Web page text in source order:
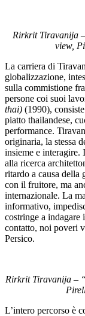
Rirkrit Tiravanija
view,
La carriera di
globalizzazione,
sulla commistione
persone coi suoi
thai) (1990),
piatto thailandese,
performance.
originaria, la stessa
insieme e interagire.
alla ricerca
ritardo a causa della
con il fruitore, ma
internazionale. La
informativo,
costringe a indagare
contatto, noi poveri
Persico.
Rirkrit Tiravanija –
L’intero percorso è